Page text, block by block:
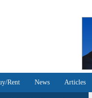
Rent News Articles